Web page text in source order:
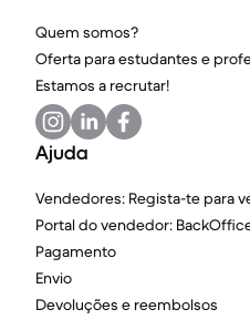
Quem somos?
Oferta para estudantes e
Estamos a recrutar!
Ajuda
Vendedores: Regista-te para
Portal do vendedor:
Pagamento
Envio
Devoluções e reembolsos